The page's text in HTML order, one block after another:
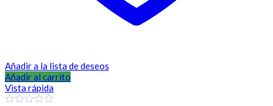
Añadir a la lista de deseos
Añadir al carrito
Vista rápida